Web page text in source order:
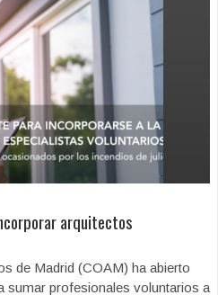
arquitectos
de Madrid (COAM) ha abierto
sumar profesionales voluntarios a